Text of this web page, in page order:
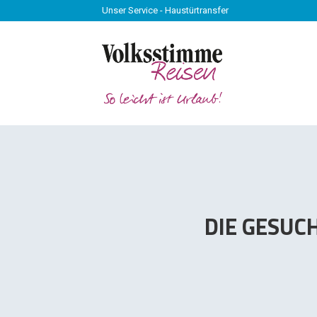
Unser Service - Haustürtransfer
Unser Service - Haustürtransfer
DIE